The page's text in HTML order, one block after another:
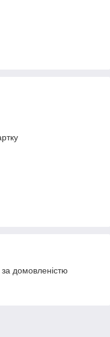
домовленістю